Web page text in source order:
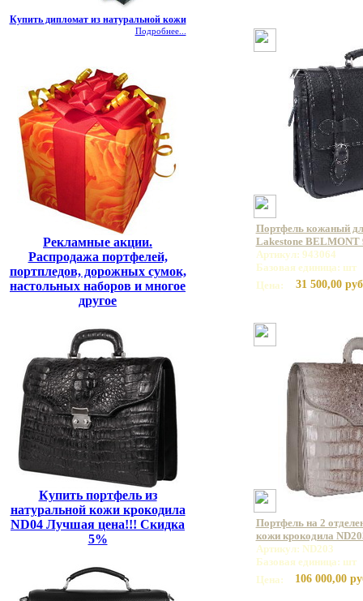
Купить дипломат из натуральной кожи
Подробнее...
Рекламные акции.
Распродажа портфелей,
портпледов, дорожных сумок,
настольных наборов и многое
другое
Купить портфель из
натуральной кожи крокодила
ND04 Лучшая цена!!! Скидка
5%
Портфель кожаный
Lakestone BELMONT
Артикул: 943064
Базовая единица: шт
Цена:
31 500,00
Портфель на 2
кожи крокодила
Артикул: ND203
Базовая единица: шт
Цена:
106 000,00